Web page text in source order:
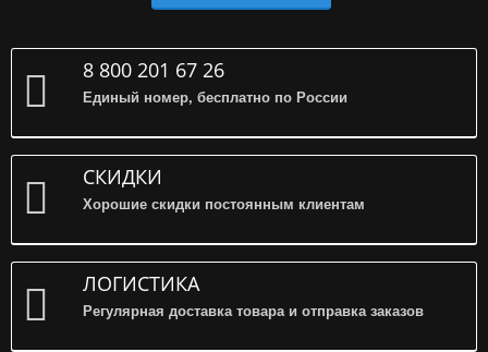
8 800 201 67 26
Единый номер, бесплатно по России
СКИДКИ
Хорошие скидки постоянным клиентам
ЛОГИСТИКА
Регулярная доставка товара и отправка заказов